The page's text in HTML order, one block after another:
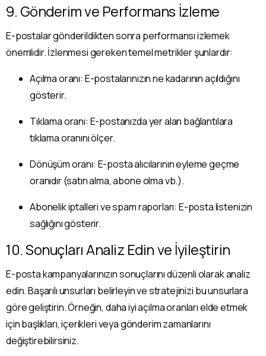
9. Gönderim ve Performans İzleme
E-postalar gönderildikten sonra performansı izlemek
önemlidir. İzlenmesi gereken temel metrikler şunlardır:
Açılma oranı: E-postalarınızın ne kadarının açıldığını
gösterir.
Tıklama oranı: E-postanızda yer alan bağlantılara
tıklama oranını ölçer.
Dönüşüm oranı: E-posta alıcılarının eyleme geçme
oranıdır (satın alma, abone olma vb.).
Abonelik iptalleri ve spam raporları: E-posta listenizin
sağlığını gösterir.
10. Sonuçları Analiz Edin ve İyileştirin
E-posta kampanyalarınızın sonuçlarını düzenli olarak analiz
edin. Başarılı unsurları belirleyin ve stratejinizi bu unsurlara
göre geliştirin. Örneğin, daha iyi açılma oranları elde etmek
için başlıkları, içerikleri veya gönderim zamanlarını
değiştirebilirsiniz.